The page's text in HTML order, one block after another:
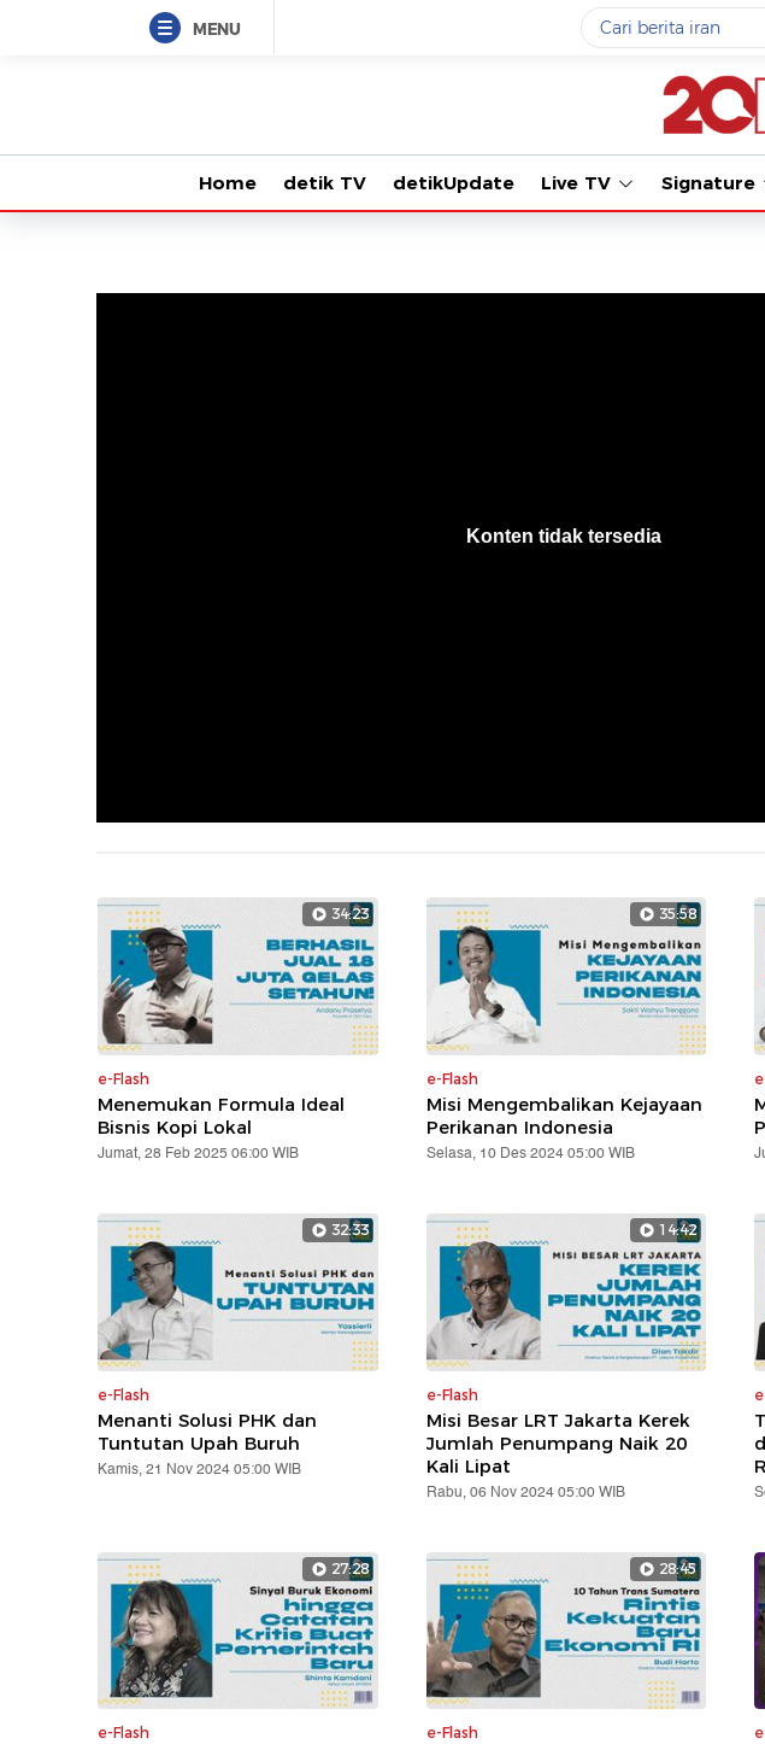
MENU
Yang sedang ramai
gempa hari ini
#3prabowo
#5demo
Home detik TV detikUpdate Live TV Signature
Konten tidak tersedia
34:23
e-Flash
Menemukan Formula Ideal
Bisnis Kopi Lokal
Jumat, 28 Feb 2025 06:00 WIB
35:58
e-Flash
Misi Mengembalikan Kejayaan
Perikanan Indonesia
Selasa, 10 Des 2024 05:00 WIB
32:33
e-Flash
Menanti Solusi PHK dan
Tuntutan Upah Buruh
Kamis, 21 Nov 2024 05:00 WIB
14:42
e-Flash
Misi Besar LRT Jakarta Kerek
Jumlah Penumpang Naik 20
Kali Lipat
Rabu, 06 Nov 2024 05:00 WIB
27:28
e-Flash
28:45
e-Flash